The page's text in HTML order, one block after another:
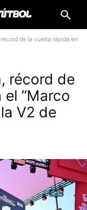
de la vuelta rápida en
récord de
“Marco
V2 de